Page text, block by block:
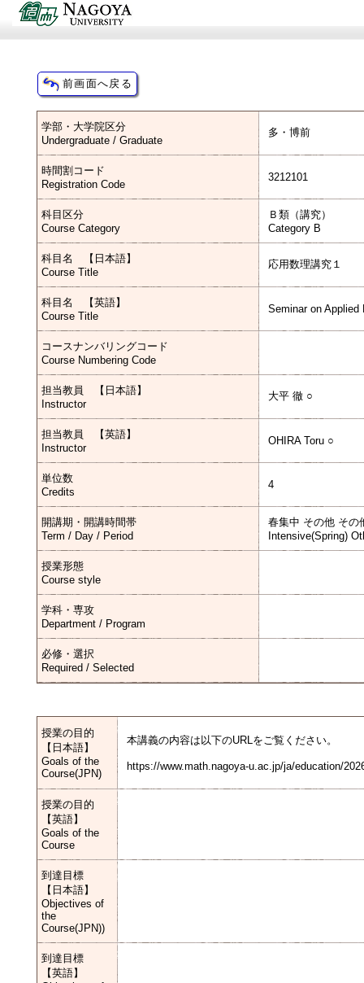
学部・大学院区分
Undergraduate / Graduate
多・博前
時間割コード
Registration Code
3212101
科目区分
Course Category
Ｂ類（講究）
Category B
科目名 【日本語】
Course Title
応用数理講究１
科目名 【英語】
Course Title
Seminar on Applied
コースナンバリングコード
Course Numbering Code
担当教員 【日本語】
Instructor
大平 徹 ○
担当教員 【英語】
Instructor
OHIRA Toru ○
単位数
Credits
4
開講期・開講時間帯
Term / Day / Period
春集中 その他 その
Intensive(Spring)
授業形態
Course style
学科・専攻
Department / Program
必修・選択
Required / Selected
授業の目的
【日本語】
Goals of the
Course(JPN)
本講義の内容は以下のURLをご覧ください。
https://www.math.nagoya-u.ac.jp/ja/education/
授業の目的
【英語】
Goals of the
Course
到達目標
【日本語】
Objectives of
the
Course(JPN))
到達目標
【英語】